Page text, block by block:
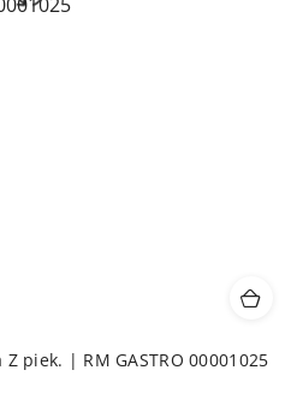
piek. | RM GASTRO 00001025